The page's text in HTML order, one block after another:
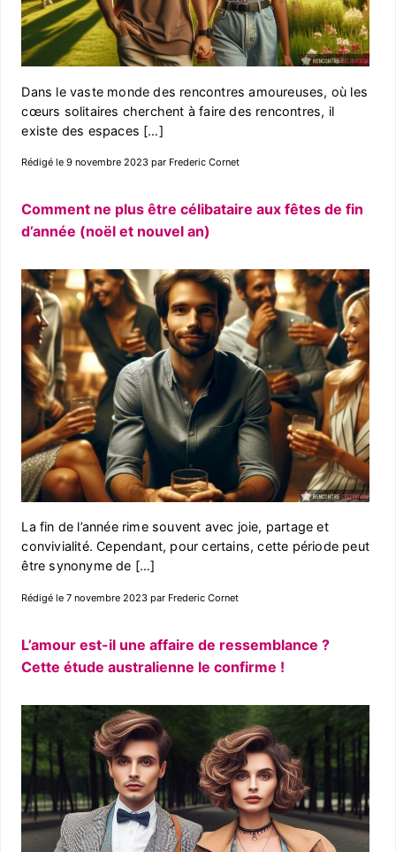
Dans le vaste monde des rencontres amoureuses, où les
cœurs solitaires cherchent à faire des rencontres, il
existe des espaces […]
Rédigé le 9 novembre 2023 par Frederic Cornet
Comment ne plus être célibataire aux fêtes de fin
d’année (noël et nouvel an)
La fin de l’année rime souvent avec joie, partage et
convivialité. Cependant, pour certains, cette période peut
être synonyme de […]
Rédigé le 7 novembre 2023 par Frederic Cornet
L’amour est-il une affaire de ressemblance ?
Cette étude australienne le confirme !